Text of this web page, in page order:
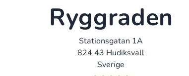
Ryggraden
Stationsgatan 1A
824 43 Hudiksvall
Sverige